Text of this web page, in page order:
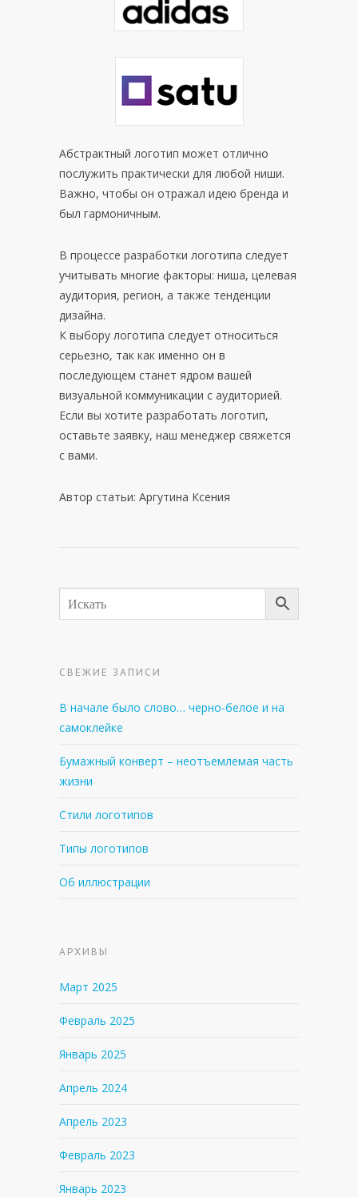
Абстрактный логотип может отлично
послужить практически для любой ниши.
Важно, чтобы он отражал идею бренда и
был гармоничным.
В процессе разработки логотипа следует
учитывать многие факторы: ниша, целевая
аудитория, регион, а также тенденции
дизайна.
К выбору логотипа следует относиться
серьезно, так как именно он в
последующем станет ядром вашей
визуальной коммуникации с аудиторией.
Если вы хотите разработать логотип,
оставьте заявку, наш менеджер свяжется
с вами.
Автор статьи: Аргутина Ксения
СВЕЖИЕ ЗАПИСИ
В начале было слово… черно-белое и на
самоклейке
Бумажный конверт – неотъемлемая часть
жизни
Стили логотипов
Типы логотипов
Об иллюстрации
АРХИВЫ
Март 2025
Февраль 2025
Январь 2025
Апрель 2024
Апрель 2023
Февраль 2023
Январь 2023